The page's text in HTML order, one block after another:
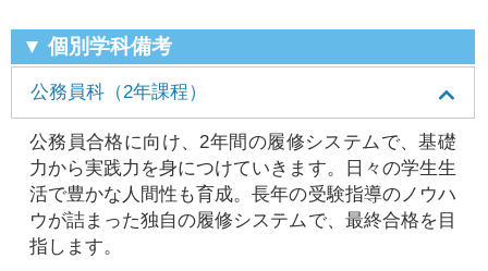
▼ 個別学科備考
公務員科（2年課程）
公務員合格に向け、2年間の履修システムで、基礎
力から実践力を身につけていきます。日々の学生生
活で豊かな人間性も育成。長年の受験指導のノウハ
ウが詰まった独自の履修システムで、最終合格を目
指します。